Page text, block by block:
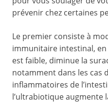
prévenir chez certaines
Le premier consiste à
immunitaire intestinal,
est faible, diminue la
notamment dans les cas
inflammatoires de
l’ultrabiotique augmente